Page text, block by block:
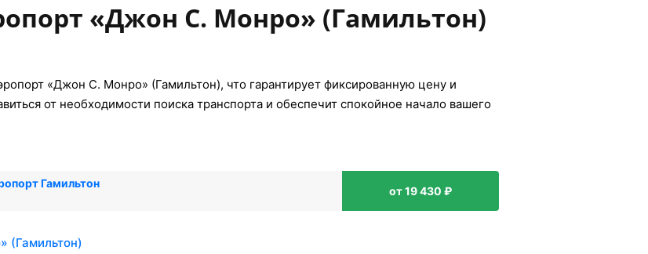
«Джон С. Монро» (Гамильтон)
«Джон С. Монро» (Гамильтон), что гарантирует фиксированную цену и
от необходимости поиска транспорта и обеспечит спокойное начало вашего
Гамильтон
от 19 430 ₽
(Гамильтон)